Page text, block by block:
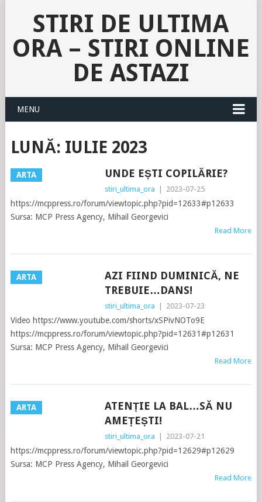
STIRI DE ULTIMA
ORA – STIRI ONLINE
DE ASTAZI
MENU
LUNĂ: IULIE 2023
ARTA UNDE EȘTI COPILĂRIE?
stiri_ultima_ora 2023-07-25
https://mcppress.ro/forum/viewtopic.php?pid=12633#p12633
Sursa: MCP Press Agency, Mihail Georgevici
Read More
ARTA
AZI FIIND DUMINICĂ, NE
TREBUIE…DANS!
stiri_ultima_ora 2023-07-23
Video https://www.youtube.com/shorts/xSPivNOTo9E
https://mcppress.ro/forum/viewtopic.php?pid=12631#p12631
Sursa: MCP Press Agency, Mihail Georgevici
Read More
ARTA
ATENȚIE LA BAL…SĂ NU
AMEȚEȘTI!
stiri_ultima_ora 2023-07-21
https://mcppress.ro/forum/viewtopic.php?pid=12629#p12629
Sursa: MCP Press Agency, Mihail Georgevici
Read More